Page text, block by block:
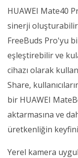
HUAWEI Mate40
sinerji oluşturabilir.
FreeBuds Pro'yu
eşleştirebilir ve
cihazı olarak
Share,
bir HUAWEI
aktarmasına ve
üretkenliğin keyfini
Yerel kamera